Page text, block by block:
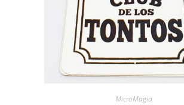
MicroMagia